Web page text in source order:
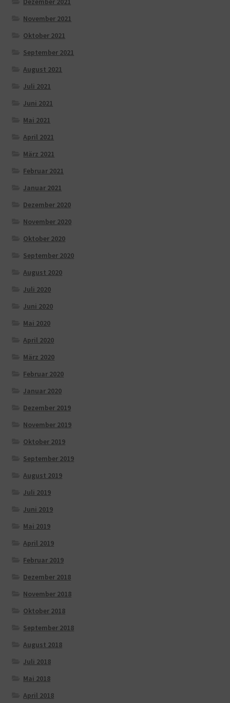
November 2021
Oktober 2021
September 2021
August 2021
Juli 2021
Juni 2021
Mai 2021
April 2021
März 2021
Februar 2021
Januar 2021
Dezember 2020
November 2020
Oktober 2020
September 2020
August 2020
Juli 2020
Juni 2020
Mai 2020
April 2020
März 2020
Februar 2020
Januar 2020
Dezember 2019
November 2019
Oktober 2019
September 2019
August 2019
Juli 2019
Juni 2019
Mai 2019
April 2019
Februar 2019
Dezember 2018
November 2018
Oktober 2018
September 2018
August 2018
Juli 2018
Mai 2018
April 2018